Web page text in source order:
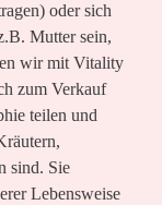
oder sich
Mutter sein,
wir mit Vitality
zum Verkauf
teilen und
sind. Sie
Lebensweise